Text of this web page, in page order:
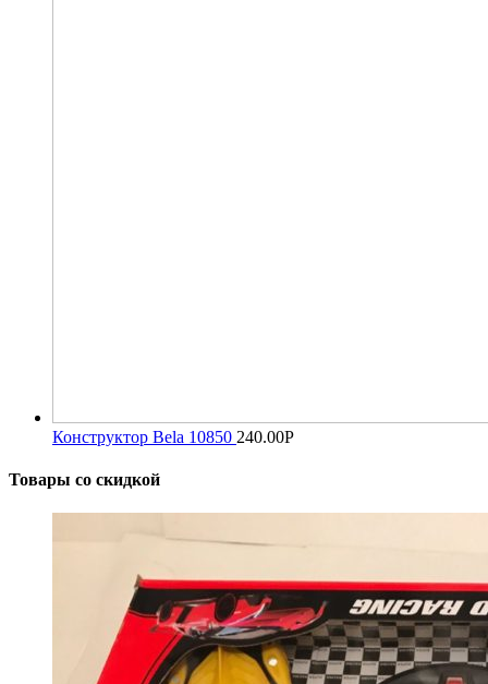
Конструктор Bela 10850 240.00Р
Товары со скидкой